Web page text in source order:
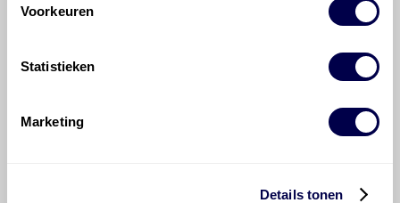
Voorkeuren
Statistieken
Marketing
Details tonen
Mercedes-Benz C-klasse?
Hoe vaak moet de motorolie ververst
worden bij een Mercedes-Benz C-klasse?